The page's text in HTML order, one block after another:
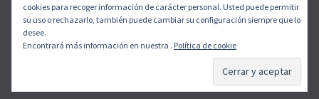
© CASA RURAL NOGUERA 2026. TemaAllegiantpor
cookies para recoger información de carácter personal. Usted puede permitir
su uso o rechazarlo, también puede cambiar su configuración siempre que lo
desee.
Encontrará más información en nuestra . Política de cookie